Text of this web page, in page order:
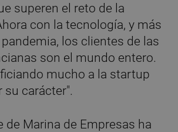
superen el reto de la
con la tecnología, y más
los clientes de las
son el mundo entero.
mucho a la startup
su carácter".
de Marina de Empresas ha